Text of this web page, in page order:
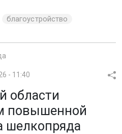
благоустройство
- 11:40
области
повышенной
шелкопряда